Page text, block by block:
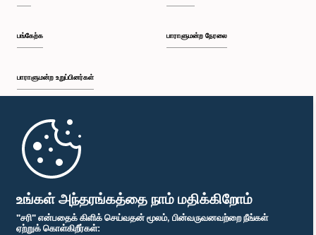
உங்கள் அந்தரங்கத்தை நாம் மதிக்கிறோம்
"சரி" என்பதைக் கிளிக் செய்வதன் மூலம், பின்வருவனவற்றை நீங்கள்
ஏற்றுக் கொள்கிறீர்கள்:
பங்கேற்க
பாராளுமன்ற உறுப்பினர்கள்
முதற்பக்கம்
பாராளுமன்ற நேரலை
பாராளுமன்ற கையடக்க செயலி